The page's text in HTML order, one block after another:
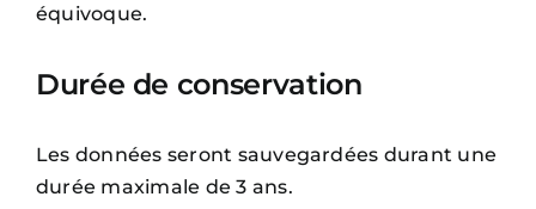
équivoque.
Durée de conservation
Les données seront sauvegardées durant une
durée maximale de 3 ans.